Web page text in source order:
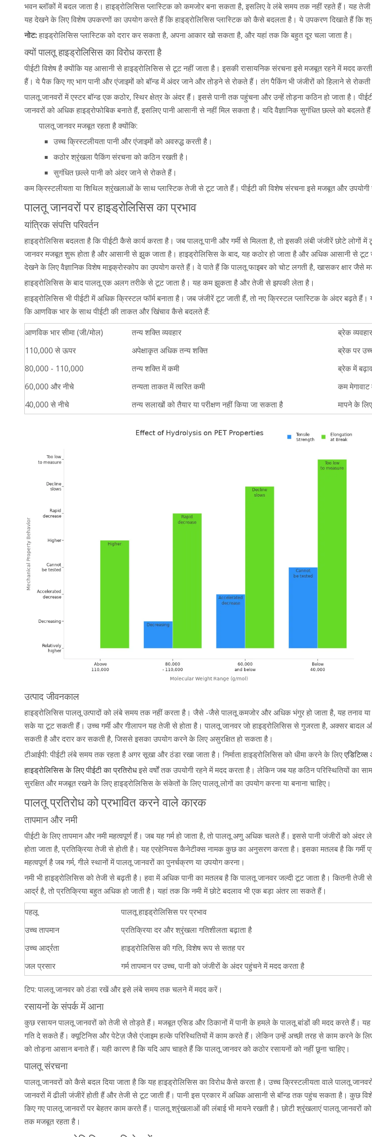
भवन ब्लॉकों में बदल जाता है। हाइड्रोलिसिस प्लास्टिक को कमजोर बना सकता है, इसलिए वे लंबे समय तक नहीं रहते हैं। यह तेजी से
यह देखने के लिए विशेष उपकरणों का उपयोग करते हैं कि हाइड्रोलिसिस प्लास्टिक को कैसे बदलता है। ये उपकरण दिखाते हैं
नोट:हाइड्रोलिसिस प्लास्टिक को दरार कर सकता है, अपना आकार खो सकता है, और यहां तक ​​कि बहुत दूर चला जाता है।
क्यों पालतू हाइड्रोलिसिस का विरोध करता है
पीईटी विशेष है क्योंकि यह आसानी से हाइड्रोलिसिस से टूट नहीं जाता है। इसकी रासायनिक संरचना इसे मजबूत रहने में मदद
हैं। ये पैक किए गए भाग पानी और एंजाइमों को बॉन्ड में अंदर जाने और तोड़ने से रोकते हैं। तंग पैकिंग भी जंजीरों को हिलाने से
पालतू जानवरों में एस्टर बॉन्ड एक कठोर, स्थिर क्षेत्र के अंदर हैं। इससे पानी तक पहुंचना और उन्हें तोड़ना कठिन हो जाता है।
जानवरों को अधिक हाइड्रोफोबिक बनाते हैं, इसलिए पानी आसानी से नहीं मिल सकता है। यदि वैज्ञानिक सुगंधित छल्ले को बदलते
पालतू जानवर मजबूत रहता है क्योंकि:
उच्च क्रिस्टलीयता पानी और एंजाइमों को अवरुद्ध करती है।
कठोर श्रृंखला पैकिंग संरचना को कठिन रखती है।
सुगंधित छल्ले पानी को अंदर जाने से रोकते हैं।
कम क्रिस्टलीयता या शिथिल श्रृंखलाओं के साथ प्लास्टिक तेजी से टूट जाते हैं। पीईटी की विशेष संरचना इसे मजबूत और उपयोगी
पालतू जानवरों पर हाइड्रोलिसिस का प्रभाव
यांत्रिक संपत्ति परिवर्तन
हाइड्रोलिसिस बदलता है कि पीईटी कैसे कार्य करता है। जब पालतू पानी और गर्मी से मिलता है, तो इसकी लंबी जंजीरें छोटे
जानवर मजबूत शुरू होता है और आसानी से झुक जाता है। हाइड्रोलिसिस के बाद, यह कठोर हो जाता है और अधिक आसानी से टूट
देखने के लिए वैज्ञानिक विशेष माइक्रोस्कोप का उपयोग करते हैं। वे पाते हैं कि पालतू फाइबर को चोट लगती है, खासकर क्षार जैसे
हाइड्रोलिसिस के बाद पालतू एक अलग तरीके से टूट जाता है। यह कम झुकता है और तेजी से झपकी लेता है।
हाइड्रोलिसिस भी पीईटी में अधिक क्रिस्टल फॉर्म बनाता है। जब जंजीरें टूट जाती हैं, तो नए क्रिस्टल प्लास्टिक के अंदर बढ़ते
कि आणविक भार के साथ पीईटी की ताकत और खिंचाव कैसे बदलते हैं:
आणविक भार सीमा (जी/मोल)
तन्य शक्ति व्यवहार ब्रेक
110,000 से ऊपर
अपेक्षाकृत अधिक तन्य शक्ति ब्रेक पर
80,000 - 110,000
तन्य शक्ति में कमी ब्रेक में
60,000 और नीचे
तन्यता ताकत में त्वरित कमी कम मेगावाट
40,000 से नीचे
तन्य सलाखों को तैयार या परीक्षण नहीं किया जा सकता है मापने के
उत्पाद जीवनकाल
हाइड्रोलिसिस पालतू उत्पादों को लंबे समय तक नहीं करता है। जैसे -जैसे पालतू कमजोर और अधिक भंगुर हो जाता है, यह तनाव
सके या टूट सकती हैं। उच्च गर्मी और गीलापन यह तेजी से होता है। पालतू जानवर जो हाइड्रोलिसिस से गुजरता है, अक्सर बादल
सकती है और दरार कर सकती है, जिससे इसका उपयोग करने के लिए असुरक्षित हो सकता है।
टीआईपी: पीईटी लंबे समय तक रहता है अगर सूखा और ठंडा रखा जाता है। निर्माता हाइड्रोलिसिस को धीमा करने के लिए
हाइड्रोलिसिस के लिए पीईटी का प्रतिरोधइसे वर्षों तक उपयोगी रहने में मदद करता है। लेकिन जब यह कठिन परिस्थितियों का
सुरक्षित और मजबूत रखने के लिए हाइड्रोलिसिस के संकेतों के लिए पालतू लोगों का उपयोग करना या बनाना चाहिए।
पालतू प्रतिरोध को प्रभावित करने वाले कारक
तापमान और नमी
पीईटी के लिए तापमान और नमी महत्वपूर्ण हैं। जब यह गर्म हो जाता है, तो पालतू अणु अधिक चलते हैं। इससे पानी जंजीरों को
होता जाता है, प्रतिक्रिया तेजी से होती है। यह एरहेनियस कैनेटीक्स नामक कुछ का अनुसरण करता है। इसका मतलब है कि
महत्वपूर्ण है जब गर्म, गीले स्थानों में पालतू जानवरों का पुनर्चक्रण या उपयोग करना।
नमी भी हाइड्रोलिसिस को तेजी से बढ़ती है। हवा में अधिक पानी का मतलब है कि पालतू जानवर जल्दी टूट जाता है। कितनी तेजी
आर्द्र है, तो प्रतिक्रिया बहुत अधिक हो जाती है। यहां तक ​​कि नमी में छोटे बदलाव भी एक बड़ा अंतर ला सकते हैं।
पहलू
पालतू हाइड्रोलिसिस पर प्रभाव
उच्च तापमान
प्रतिक्रिया दर और श्रृंखला गतिशीलता बढ़ाता है
उच्च आर्द्रता
हाइड्रोलिसिस की गति, विशेष रूप से सतह पर
जल प्रसार
गर्म तापमान पर उच्च, पानी को जंजीरों के अंदर पहुंचने में मदद करता है
टिप: पालतू जानवर को ठंडा रखें और इसे लंबे समय तक चलने में मदद करें।
रसायनों के संपर्क में आना
कुछ रसायन पालतू जानवरों को तेजी से तोड़ते हैं। मजबूत एसिड और ठिकानों में पानी के हमले के पालतू बांडों की मदद करते हैं।
गति दे सकते हैं। क्यूटिनिस और पेटेज़ जैसे एंजाइम हल्के परिस्थितियों में काम करते हैं। लेकिन उन्हें अच्छी तरह से काम करने के लिए
को तोड़ना आसान बनाते हैं। यही कारण है कि यदि आप चाहते हैं कि पालतू जानवर को कठोर रसायनों को नहीं छूना चाहिए।
पालतू संरचना
पालतू जानवरों को कैसे बदल दिया जाता है कि यह हाइड्रोलिसिस का विरोध कैसे करता है। उच्च क्रिस्टलीयता वाले पालतू
जानवरों में ढीली जंजीरें होती हैं और तेजी से टूट जाती हैं। पानी इस प्रकार में अधिक आसानी से बॉन्ड तक पहुंच सकता है। कुछ
किए गए पालतू जानवरों पर बेहतर काम करते हैं। पालतू श्रृंखलाओं की लंबाई भी मायने रखती है। छोटी श्रृंखलाएं पालतू
तक मजबूत रहता है।